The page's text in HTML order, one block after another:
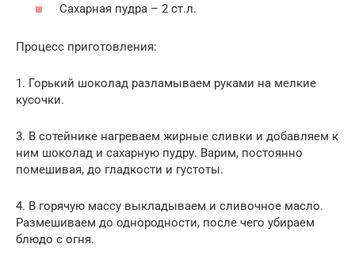
Сахарная пудра – 2 ст.л.
Процесс приготовления:
1. Горький шоколад разламываем руками на мелкие
кусочки.
3. В сотейнике нагреваем жирные сливки и добавляем к
ним шоколад и сахарную пудру. Варим, постоянно
помешивая, до гладкости и густоты.
4. В горячую массу выкладываем и сливочное масло.
Размешиваем до однородности, после чего убираем
блюдо с огня.